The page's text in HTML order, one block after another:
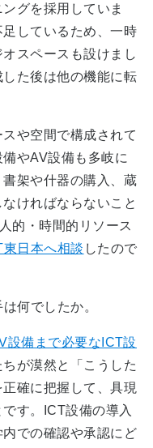
グを採用していま
しているため、一時
スペースも設けまし
た後は他の機能に転
や空間で構成されて
やAV設備も多岐に
架や什器の購入、蔵
ければならないこと
的・時間的リソース
東日本へ相談 したので
何でしたか。
設備まで必要なICT設
が漠然と「こうした
確に把握して、具現
す。ICT設備の導入
での確認や承認にど